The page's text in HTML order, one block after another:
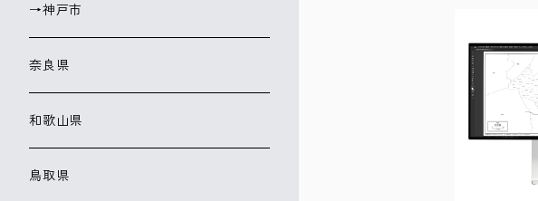
→神戸市
奈良県
和歌山県
鳥取県